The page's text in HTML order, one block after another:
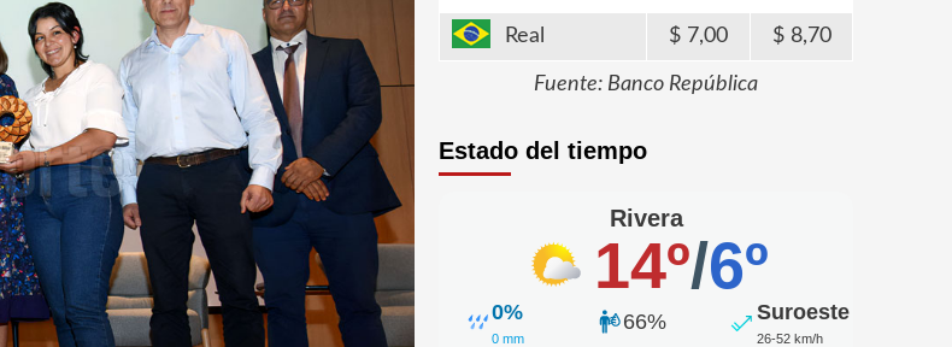
Real 7,00 8,70
Fuente: Banco República
Estado del tiempo
Rivera
14º/6º
0%
0 mm
66% Suroeste
26-52 km/h